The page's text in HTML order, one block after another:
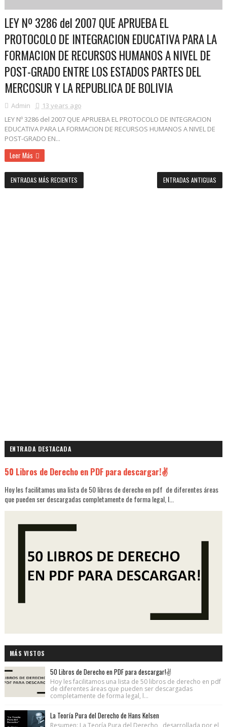
LEY Nº 3286 del 2007 QUE APRUEBA EL
PROTOCOLO DE INTEGRACION EDUCATIVA PARA LA
FORMACION DE RECURSOS HUMANOS A NIVEL DE
POST-GRADO ENTRE LOS ESTADOS PARTES DEL
MERCOSUR Y LA REPUBLICA DE BOLIVIA
Admin
13 years ago
LEY Nº 3286 del 2007 QUE APRUEBA EL PROTOCOLO DE INTEGRACION
EDUCATIVA PARA LA FORMACION DE RECURSOS HUMANOS A NIVEL DE
POST-GRADO EN...
Leer Más
ENTRADAS MÁS RECIENTES ENTRADAS ANTIGUAS
ENTRADA DESTACADA
50 Libros de Derecho en PDF para descargar!✌
Hoy les facilitamos una lista de 50 libros de derecho en pdf de diferentes áreas
que pueden ser descargadas completamente de forma legal, l...
MÁS VISTOS
50 Libros de Derecho en PDF para descargar!✌
Hoy les facilitamos una lista de 50 libros de derecho en pdf
de diferentes áreas que pueden ser descargadas
completamente de forma legal, l...
La Teoría Pura del Derecho de Hans Kelsen
Resumen: La Teoría Pura del Derecho , desarrollada por el